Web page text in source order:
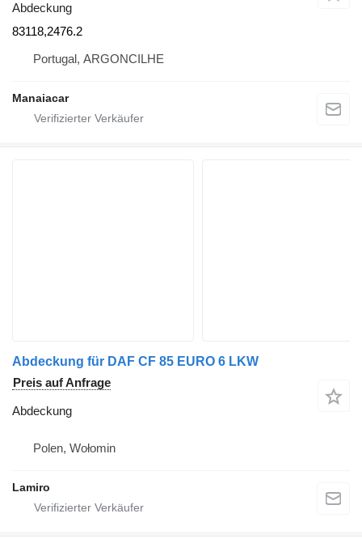
Abdeckung
83118,2476.2
Portugal, ARGONCILHE
Manaiacar
Abdeckung für DAF CF 85 EURO 6 LKW
Preis auf Anfrage
Abdeckung
Polen, Wołomin
Lamiro